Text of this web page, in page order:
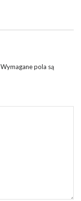
Wymagane pola są